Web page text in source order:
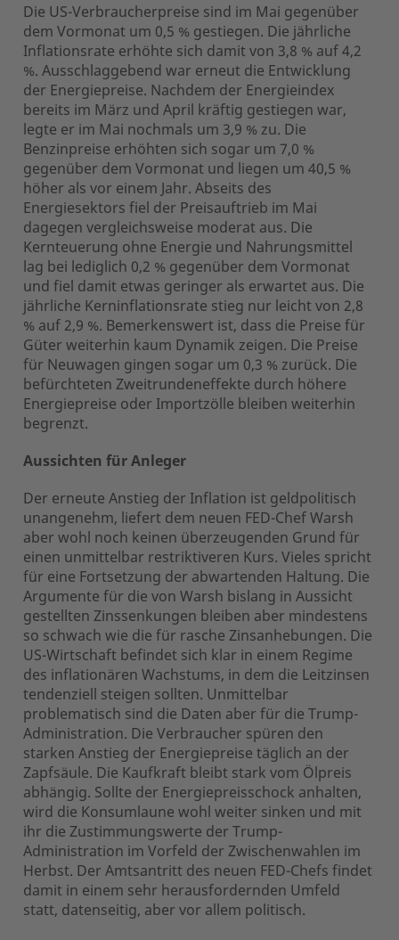
Die US-Verbraucherpreise sind im Mai gegenüber
dem Vormonat um 0,5 % gestiegen. Die jährliche
Inflationsrate erhöhte sich damit von 3,8 % auf 4,2
%. Ausschlaggebend war erneut die Entwicklung
der Energiepreise. Nachdem der Energieindex
bereits im März und April kräftig gestiegen war,
legte er im Mai nochmals um 3,9 % zu. Die
Benzinpreise erhöhten sich sogar um 7,0 %
gegenüber dem Vormonat und liegen um 40,5 %
höher als vor einem Jahr. Abseits des
Energiesektors fiel der Preisauftrieb im Mai
dagegen vergleichsweise moderat aus. Die
Kernteuerung ohne Energie und Nahrungsmittel
lag bei lediglich 0,2 % gegenüber dem Vormonat
und fiel damit etwas geringer als erwartet aus. Die
jährliche Kerninflationsrate stieg nur leicht von 2,8
% auf 2,9 %. Bemerkenswert ist, dass die Preise für
Güter weiterhin kaum Dynamik zeigen. Die Preise
für Neuwagen gingen sogar um 0,3 % zurück. Die
befürchteten Zweitrundeneffekte durch höhere
Energiepreise oder Importzölle bleiben weiterhin
begrenzt.
Aussichten für Anleger
Der erneute Anstieg der Inflation ist geldpolitisch
unangenehm, liefert dem neuen FED-Chef Warsh
aber wohl noch keinen überzeugenden Grund für
einen unmittelbar restriktiveren Kurs. Vieles spricht
für eine Fortsetzung der abwartenden Haltung. Die
Argumente für die von Warsh bislang in Aussicht
gestellten Zinssenkungen bleiben aber mindestens
so schwach wie die für rasche Zinsanhebungen. Die
US-Wirtschaft befindet sich klar in einem Regime
des inflationären Wachstums, in dem die Leitzinsen
tendenziell steigen sollten. Unmittelbar
problematisch sind die Daten aber für die Trump-
Administration. Die Verbraucher spüren den
starken Anstieg der Energiepreise täglich an der
Zapfsäule. Die Kaufkraft bleibt stark vom Ölpreis
abhängig. Sollte der Energiepreisschock anhalten,
wird die Konsumlaune wohl weiter sinken und mit
ihr die Zustimmungswerte der Trump-
Administration im Vorfeld der Zwischenwahlen im
Herbst. Der Amtsantritt des neuen FED-Chefs findet
damit in einem sehr herausfordernden Umfeld
statt, datenseitig, aber vor allem politisch.